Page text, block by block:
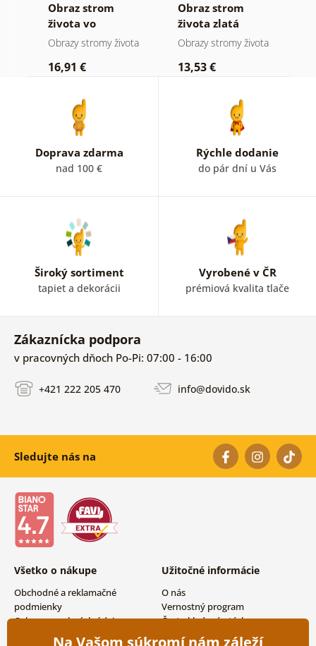
Obraz strom
života vo
farebnej vitráži
Obrazy stromy života
16,91 €
Obraz strom
života zlatá
mágia
Obrazy stromy života
13,53 €
Doprava zdarma
nad 100 €
Rýchle dodanie
do pár dní u Vás
Široký sortiment
tapiet a dekorácii
Vyrobené v ČR
prémiová kvalita tlače
Zákaznícka podpora
v pracovných dňoch Po-Pi: 07:00 - 16:00
+421 222 205 470 info@dovido.sk
Sledujte nás na
Všetko o nákupe
Obchodné a reklamačné
podmienky
Ochrana osobných údajov
Možnosti dopravy a platby
Užitočné informácie
O nás
Vernostný program
Často kladené otázky
Magazín
Na Vašom súkromí nám záleží